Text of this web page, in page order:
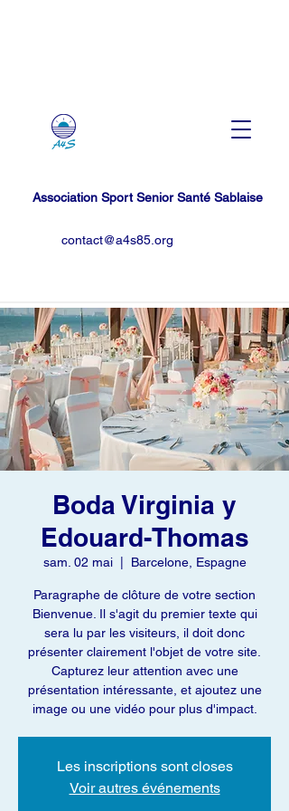
contact@a4s85.org
Association Sport Senior Santé Sablaise
Boda Virginia y
Edouard-Thomas
sam. 02 mai
  |
Barcelone, Espagne
Paragraphe de clôture de votre section
Bienvenue. Il s'agit du premier texte qui
sera lu par les visiteurs, il doit donc
présenter clairement l'objet de votre site.
Capturez leur attention avec une
présentation intéressante, et ajoutez une
image ou une vidéo pour plus d'impact.
Les inscriptions sont closes
Voir autres événements